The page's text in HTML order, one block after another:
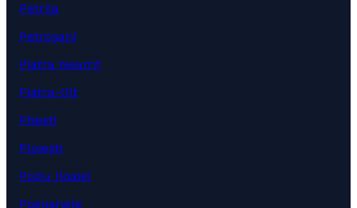
Petrila
Petroșani
Piatra Neamț
Piatra-Olt
Pitești
Ploiești
Podu Iloaiei
Pogoanele